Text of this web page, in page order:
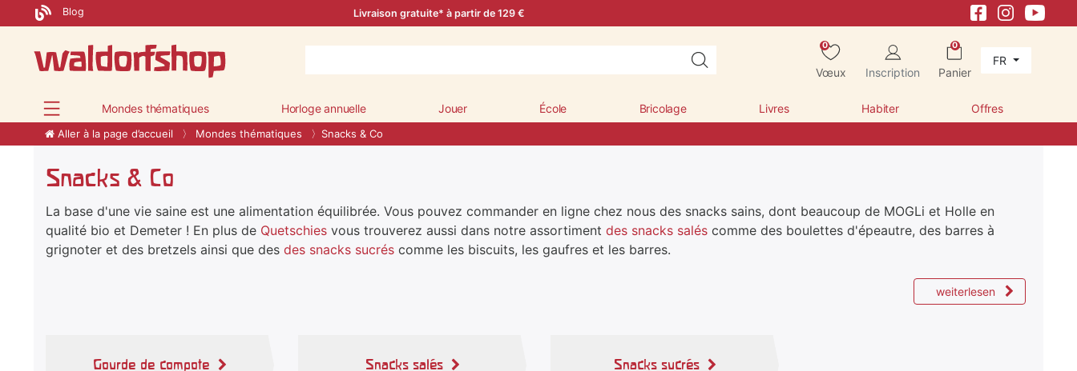
Blog Livraison gratuite* à partir de 129 €
0
Vœux Inscription
0
Panier
FR
Mondes thématiques Horloge annuelle Jouer École Bricolage Livres Habiter Offres
Aller à la page d’accueil Mondes thématiques Snacks & Co
Snacks & Co
La base d'une vie saine est une alimentation équilibrée. Vous pouvez commander en ligne chez nous des snacks sains, dont beaucoup de MOGLi et Holle en
qualité bio et Demeter ! En plus de Quetschies vous trouverez aussi dans notre assortiment des snacks salés comme des boulettes d'épeautre, des barres à
grignoter et des bretzels ainsi que des des snacks sucrés comme les biscuits, les gaufres et les barres.
weiterlesen
Gourde de compote Snacks salés Snacks sucrés